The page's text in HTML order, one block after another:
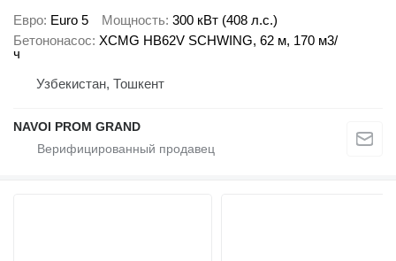
Евро Euro 5 Мощность 300 кВт (408 л.с.)
Бетононасос XCMG HB62V SCHWING, 62 м, 170 м3/
ч
Узбекистан, Тошкент
NAVOI PROM GRAND